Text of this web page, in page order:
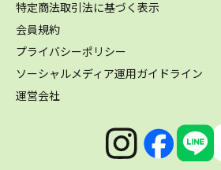
特定商法取引法に基づく表示
会員規約
プライバシーポリシー
ソーシャルメディア運用ガイドライン
運営会社